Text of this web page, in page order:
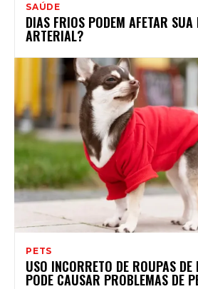
SAÚDE
DIAS FRIOS PODEM AFETAR SUA
ARTERIAL?
PETS
USO INCORRETO DE ROUPAS
PODE CAUSAR PROBLEMAS DE